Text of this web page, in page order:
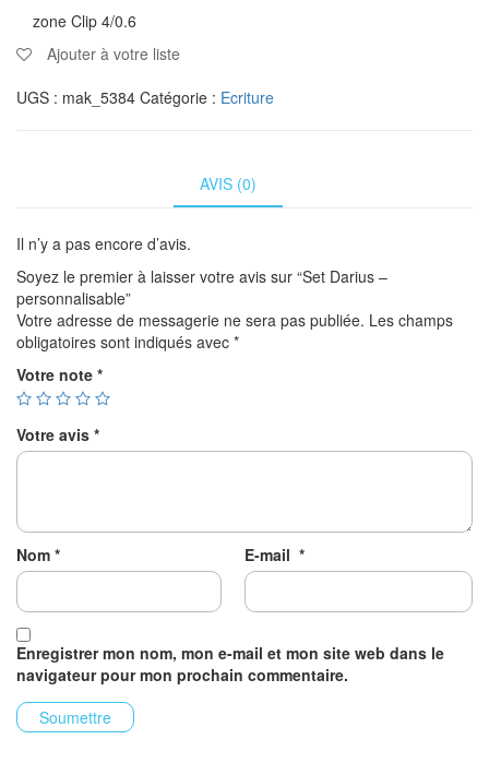
zone Clip 4/0.6
Ajouter à votre liste
UGS : mak_5384 Catégorie : Ecriture
AVIS (0)
Il n’y a pas encore d’avis.
Soyez le premier à laisser votre avis sur “Set Darius –
personnalisable”
Votre adresse de messagerie ne sera pas publiée. Les champs
obligatoires sont indiqués avec *
Votre note *
Votre avis *
Nom * E-mail *
Enregistrer mon nom, mon e-mail et mon site web dans le
navigateur pour mon prochain commentaire.